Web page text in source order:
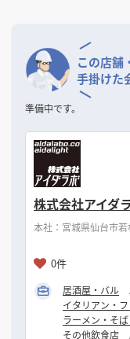
この店舗
手掛けた
準備中です。
株式会社アイダ
本社：宮城県仙台市
0件
居酒屋・バル
イタリアン・
ラーメン・そ
その他飲食店